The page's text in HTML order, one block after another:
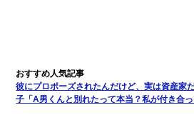
元夫の連れ子「俺の結婚式の時くらい、
彼にプロポーズされたんだけど、実は資産家
子「A男くんと別れたって本当？私が付き合っ